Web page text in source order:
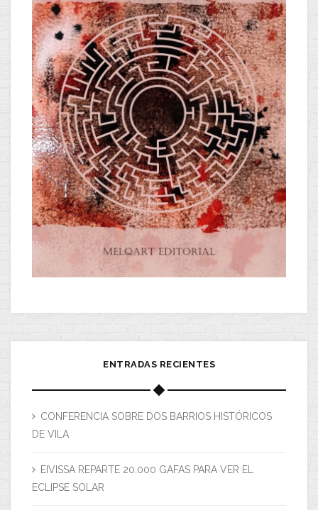
ENTRADAS RECIENTES
CONFERENCIA SOBRE DOS BARRIOS HISTÓRICOS
DE VILA
EIVISSA REPARTE 20.000 GAFAS PARA VER EL
ECLIPSE SOLAR